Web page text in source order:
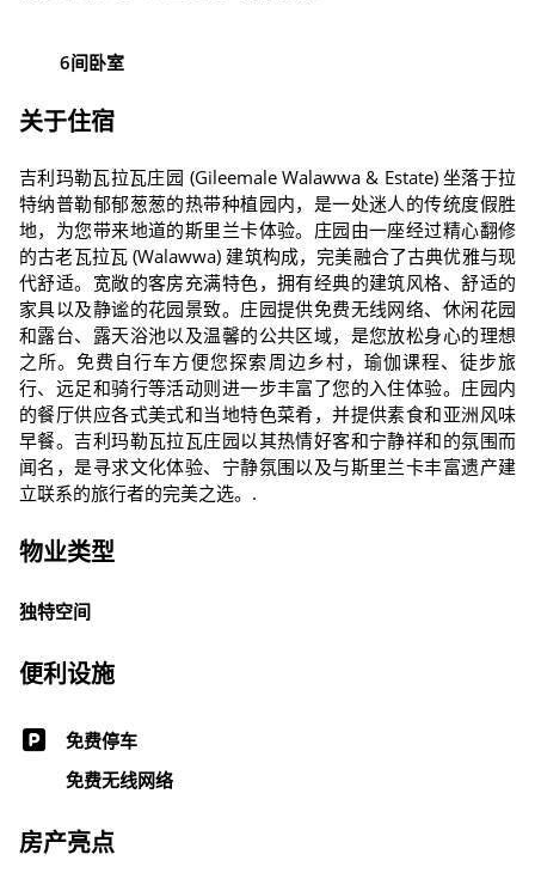
6间卧室
关于住宿
吉利玛勒瓦拉瓦庄园 (Gileemale Walawwa & Estate) 坐落于拉
特纳普勒郁郁葱葱的热带种植园内，是一处迷人的传统度假胜
地，为您带来地道的斯里兰卡体验。庄园由一座经过精心翻修
的古老瓦拉瓦 (Walawwa) 建筑构成，完美融合了古典优雅与现
代舒适。宽敞的客房充满特色，拥有经典的建筑风格、舒适的
家具以及静谧的花园景致。庄园提供免费无线网络、休闲花园
和露台、露天浴池以及温馨的公共区域，是您放松身心的理想
之所。免费自行车方便您探索周边乡村，瑜伽课程、徒步旅
行、远足和骑行等活动则进一步丰富了您的入住体验。庄园内
的餐厅供应各式美式和当地特色菜肴，并提供素食和亚洲风味
早餐。吉利玛勒瓦拉瓦庄园以其热情好客和宁静祥和的氛围而
闻名，是寻求文化体验、宁静氛围以及与斯里兰卡丰富遗产建
立联系的旅行者的完美之选。.
物业类型
独特空间
便利设施
免费停车
免费无线网络
房产亮点